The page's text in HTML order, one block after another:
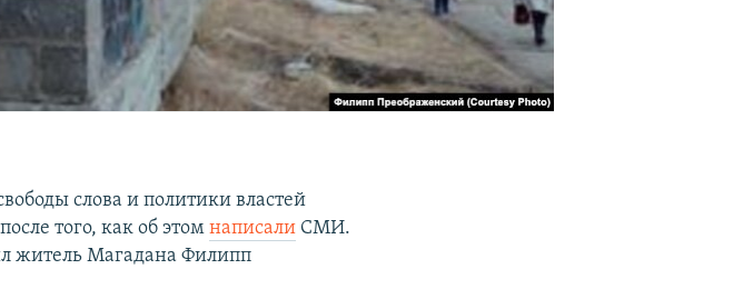
слова и политики властей
того, как об этомнаписали СМИ.
житель Магадана Филипп